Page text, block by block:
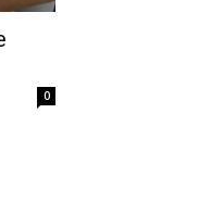
0